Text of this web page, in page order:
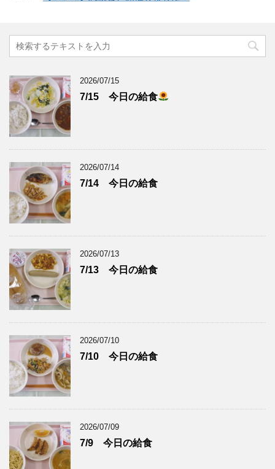
2026/07/15
7/15 今日の給食
2026/07/14
7/14 今日の給食
2026/07/13
7/13 今日の給食
2026/07/10
7/10 今日の給食
2026/07/09
7/9 今日の給食